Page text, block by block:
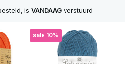
GRATISVerzending vanaf
sale 10%